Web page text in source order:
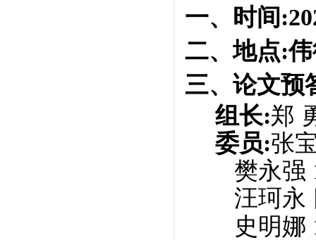
一、时间:
二、地点:
三、论文预
组长:郑
委员:张
樊永强
汪珂永
史明娜